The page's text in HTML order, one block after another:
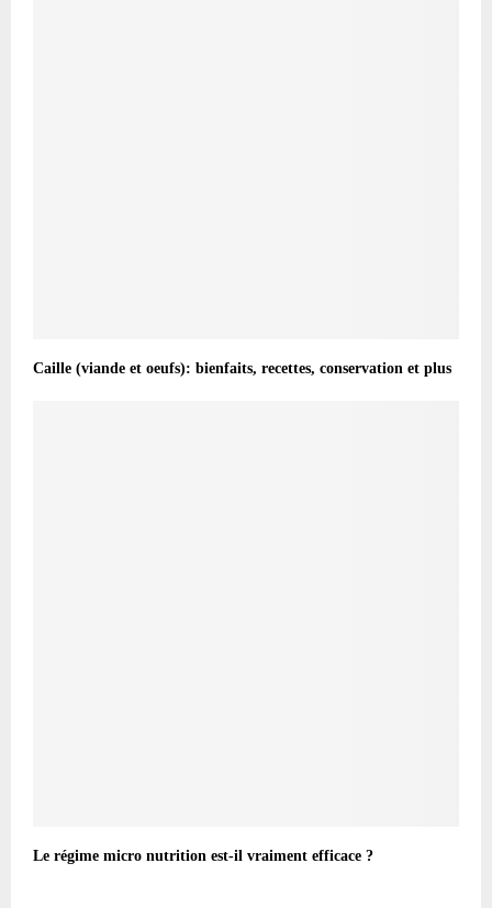
Caille (viande et oeufs): bienfaits, recettes, conservation et plus
Le régime micro nutrition est-il vraiment efficace ?